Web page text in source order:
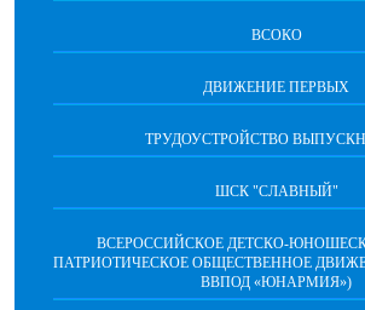
ВСОКО
ДВИЖЕНИЕ ПЕРВЫХ
ТРУДОУСТРОЙСТВО
ШСК "СЛАВНЫЙ"
ВСЕРОССИЙСКОЕ ДЕТСКО-
ПАТРИОТИЧЕСКОЕ ОБЩЕСТВЕННОЕ
ВВПОД «ЮНАРМИЯ»)